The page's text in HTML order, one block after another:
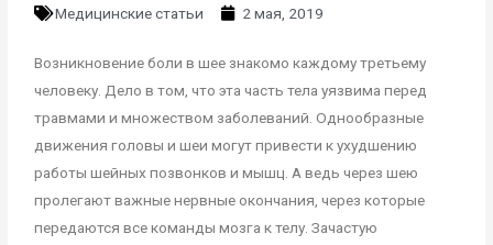
Медицинские статьи 2 мая, 2019
Возникновение боли в шее знакомо каждому третьему
человеку. Дело в том, что эта часть тела уязвима перед
травмами и множеством заболеваний. Однообразные
движения головы и шеи могут привести к ухудшению
работы шейных позвонков и мышц. А ведь через шею
пролегают важные нервные окончания, через которые
передаются все команды мозга к телу. Зачастую